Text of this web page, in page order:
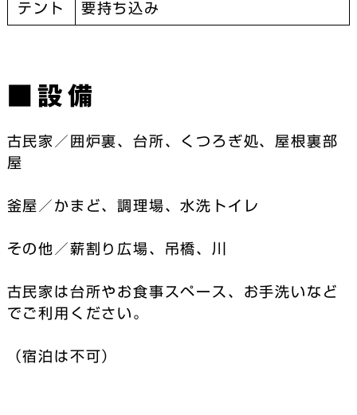
テント 要持ち込み
■設備
古民家／囲炉裏、台所、くつろぎ処、屋根裏部
屋
釜屋／かまど、調理場、水洗トイレ
その他／薪割り広場、吊橋、川
古民家は台所やお食事スペース、お手洗いなど
でご利用ください。
（宿泊は不可）